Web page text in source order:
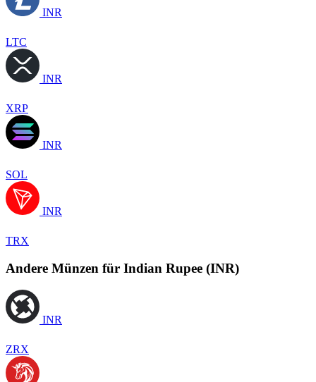
INR
LTC
INR
XRP
INR
SOL
INR
TRX
Andere Münzen für Indian Rupee (INR)
INR
ZRX